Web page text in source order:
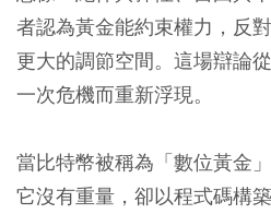
者認為黃金能約束權力，反
更大的調節空間。這場辯論
一次危機而重新浮現。
當比特幣被稱為「數位黃金
它沒有重量，卻以程式碼構